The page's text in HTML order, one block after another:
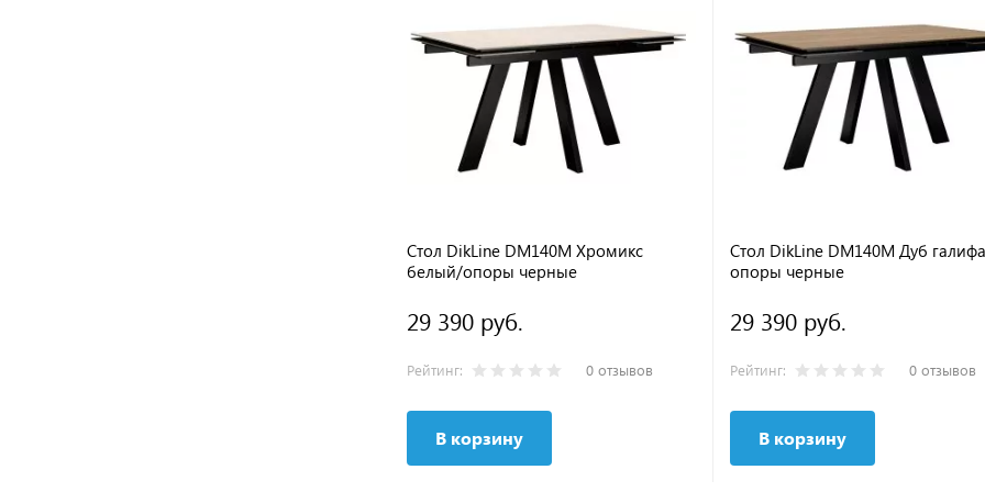
Стол DikLine DM140M Хромикс
белый/опоры черные
29 390 руб.
Рейтинг: 0 отзывов
В корзину
Стол DikLine DM140M Дуб
опоры черные
29 390 руб.
Рейтинг: 0 отзывов
В корзину